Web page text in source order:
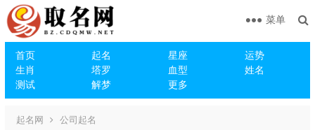
首页 起名 星座
运势
生肖
塔罗 血型
姓名
测试
解梦 更多
菜单
起名网 公司起名